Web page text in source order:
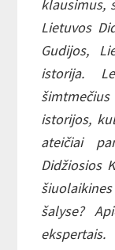
klausimus,
Lietuvos
Gudijos,
istorija.
istorijos,
ateičiai
Didžiosios
šalyse?
ekspertais.